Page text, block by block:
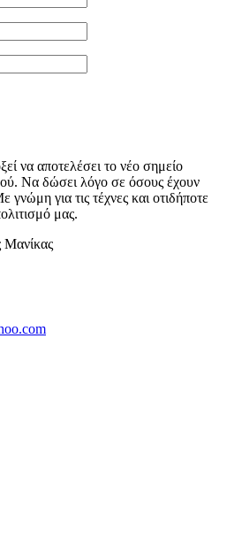
να αποτελέσει το νέο σημείο
Να δώσει λόγο σε όσους έχουν
για τις τέχνες και οτιδήποτε
μας.
Μανίκας